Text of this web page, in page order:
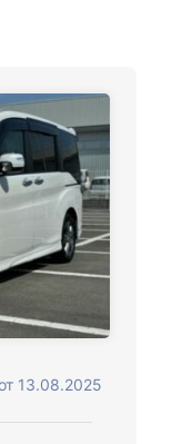
13.08.2025